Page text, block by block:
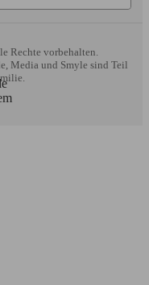
Rechte vorbehalten.
Media und Smyle sind Teil